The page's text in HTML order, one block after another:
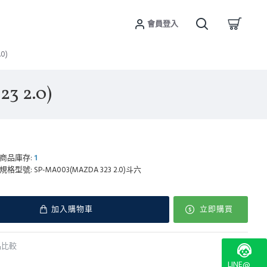
會員登入
2.0)
商品庫存: 1
規格型號: SP-MA003(MAZDA 323 2.0)斗六
加入購物車 立即購買
較
LINE@